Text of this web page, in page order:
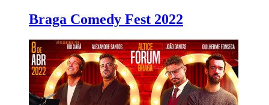
Braga Comedy Fest 2022